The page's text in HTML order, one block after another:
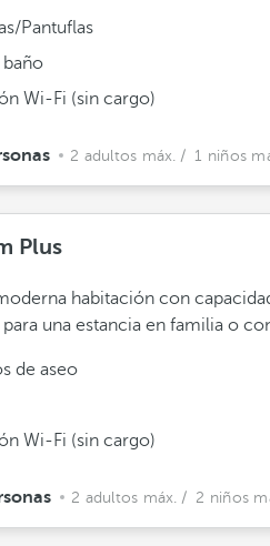
Pantuflas
baño
Wi-Fi (sin cargo)
2 adultos máx. / 1 niños
Plus
habitación con
una estancia en familia o
de aseo
Wi-Fi (sin cargo)
2 adultos máx. / 2 niños